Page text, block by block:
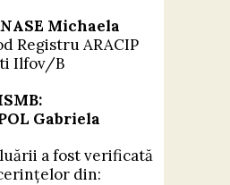
Michaela
Registru ARACIP
Ilfov/B
Gabriela
a fost verificată
din: